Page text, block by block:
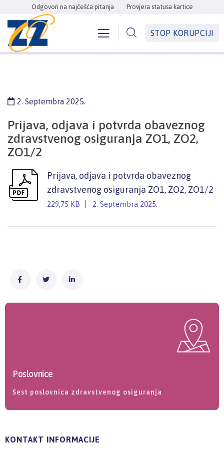
Odgovori na najčešća pitanja Provjera statusa kartice
STOP KORUPCIJI
2. Septembra 2025.
Prijava, odjava i potvrda obaveznog
zdravstvenog osiguranja ZO1, ZO2,
ZO1/2
Prijava, odjava i potvrda obaveznog
zdravstvenog osiguranja ZO1, ZO2, ZO1/2
229,75 KB 2. Septembra 2025.
Poslovnice
Šest poslovnica zdravstvenog osiguranja
KONTAKT INFORMACIJE